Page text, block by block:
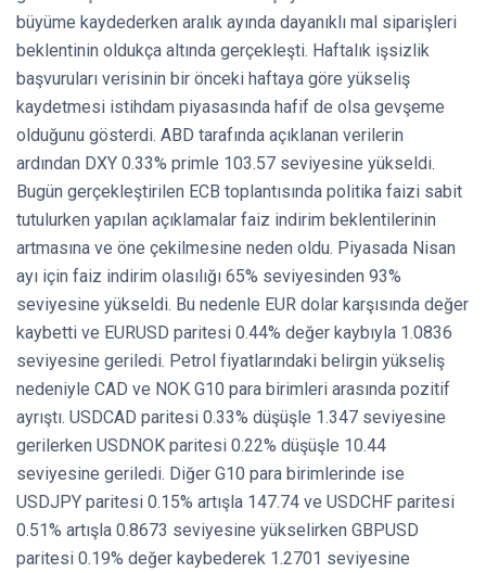
büyüme kaydederken aralık ayında dayanıklı mal siparişleri
beklentinin oldukça altında gerçekleşti. Haftalık işsizlik
başvuruları verisinin bir önceki haftaya göre yükseliş
kaydetmesi istihdam piyasasında hafif de olsa gevşeme
olduğunu gösterdi. ABD tarafında açıklanan verilerin
ardından DXY 0.33% primle 103.57 seviyesine yükseldi.
Bugün gerçekleştirilen ECB toplantısında politika faizi sabit
tutulurken yapılan açıklamalar faiz indirim beklentilerinin
artmasına ve öne çekilmesine neden oldu. Piyasada Nisan
ayı için faiz indirim olasılığı 65% seviyesinden 93%
seviyesine yükseldi. Bu nedenle EUR dolar karşısında değer
kaybetti ve EURUSD paritesi 0.44% değer kaybıyla 1.0836
seviyesine geriledi. Petrol fiyatlarındaki belirgin yükseliş
nedeniyle CAD ve NOK G10 para birimleri arasında pozitif
ayrıştı. USDCAD paritesi 0.33% düşüşle 1.347 seviyesine
gerilerken USDNOK paritesi 0.22% düşüşle 10.44
seviyesine geriledi. Diğer G10 para birimlerinde ise
USDJPY paritesi 0.15% artışla 147.74 ve USDCHF paritesi
0.51% artışla 0.8673 seviyesine yükselirken GBPUSD
paritesi 0.19% değer kaybederek 1.2701 seviyesine